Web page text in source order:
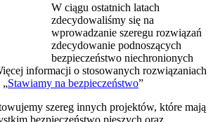
W ciągu ostatnich latach
zdecydowaliśmy się na
wprowadzanie szeregu rozwiązań
zdecydowanie podnoszących
bezpieczeństwo niechronionych
informacji o stosowanych rozwiązaniach
„Stawiamy na bezpieczeństwo”
szereg innych projektów, które mają
bezpieczeństwo pieszych oraz